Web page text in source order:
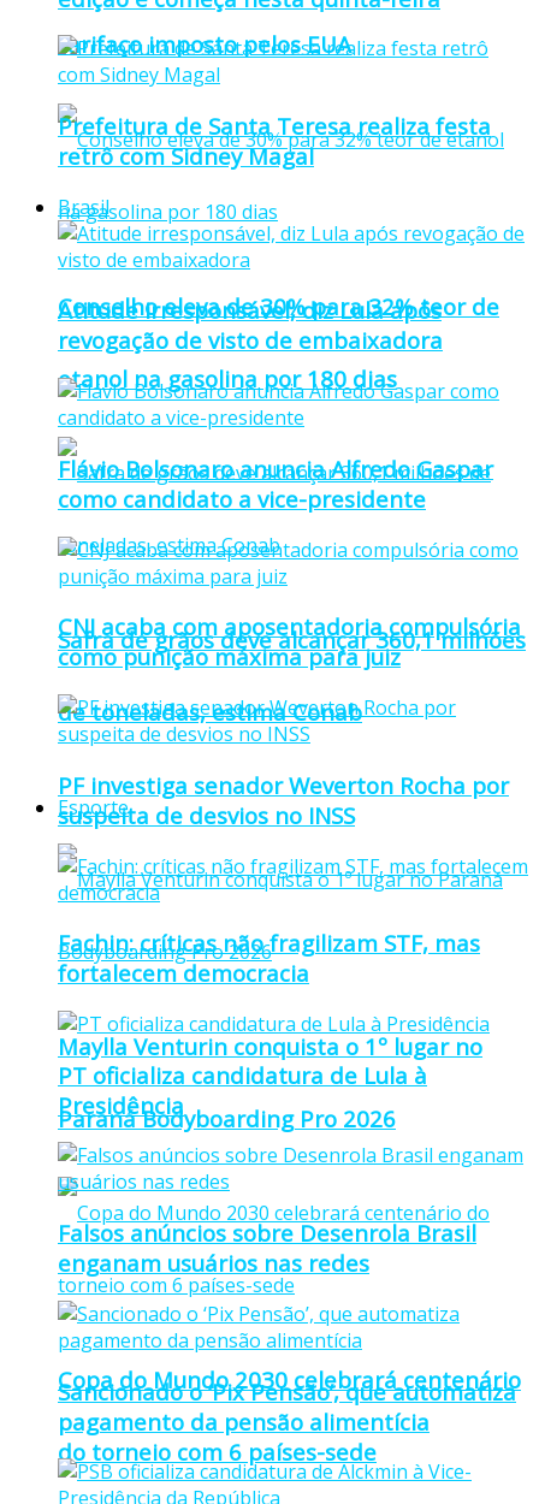
tarifaço imposto pelos EUA
Conselho eleva de 30% para 32% teor de
etanol na gasolina por 180 dias
Safra de grãos deve alcançar 360,1 milhões
de toneladas, estima Conab
Esporte
Maylla Venturin conquista o 1º lugar no
Paraná Bodyboarding Pro 2026
Copa do Mundo 2030 celebrará centenário
do torneio com 6 países-sede
Prefeitura de Santa Teresa realiza festa
retrô com Sidney Magal
Brasil
Atitude irresponsável, diz Lula após
revogação de visto de embaixadora
Flávio Bolsonaro anuncia Alfredo Gaspar
como candidato a vice-presidente
CNJ acaba com aposentadoria compulsória
como punição máxima para juiz
PF investiga senador Weverton Rocha por
suspeita de desvios no INSS
Fachin: críticas não fragilizam STF, mas
fortalecem democracia
PT oficializa candidatura de Lula à
Presidência
Falsos anúncios sobre Desenrola Brasil
enganam usuários nas redes
Sancionado o ‘Pix Pensão’, que automatiza
pagamento da pensão alimentícia